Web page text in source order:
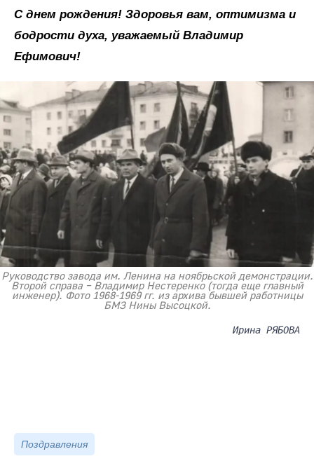
С днем рождения! Здоровья вам, оптимизма и
бодрости духа, уважаемый Владимир
Ефимович!
Руководство завода им. Ленина на ноябрьской демонстрации.
Второй справа – Владимир Нестеренко (тогда еще главный
инженер). Фото 1968-1969 гг. из архива бывшей работницы
БМЗ Нины Высоцкой.
Ирина РЯБОВА
Поздравления